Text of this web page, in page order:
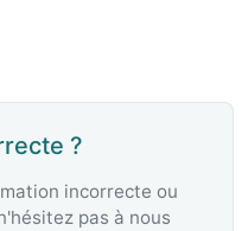
?
incorrecte ou
pas à nous